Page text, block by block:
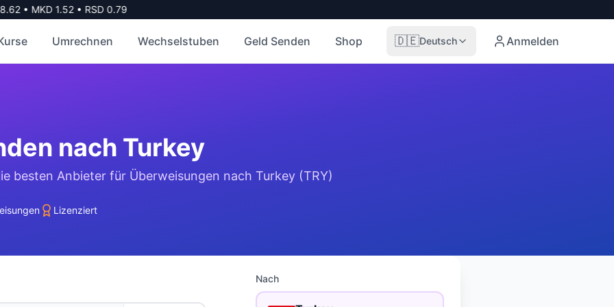
• MKD 1.52• RSD 0.79
Umrechnen Wechselstuben Geld Senden Shop 🇩🇪Deutsch Anmelden
nach Turkey
besten Anbieter für Überweisungen nach Turkey (TRY)
Lizenziert
Nach